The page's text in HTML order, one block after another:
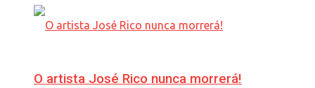
O artista José Rico nunca morrerá!